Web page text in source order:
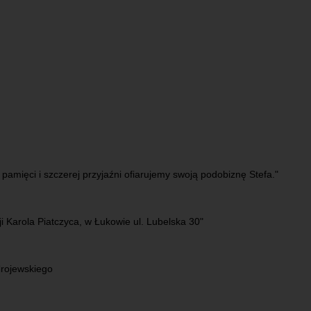
i szczerej przyjaźni ofiarujemy swoją podobiznę Stefa."
Karola Piatczyca, w Łukowie ul. Lubelska 30"